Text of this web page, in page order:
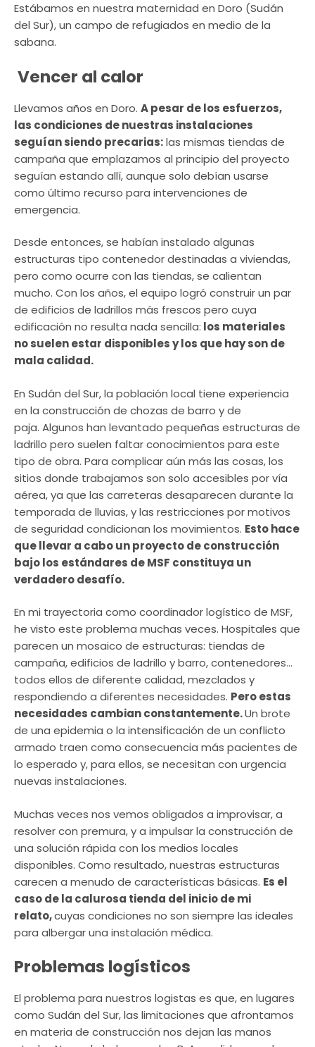
Estábamos en nuestra maternidad en Doro (Sudán
del Sur), un campo de refugiados en medio de la
sabana.
Vencer al calor
Llevamos años en Doro. A pesar de los esfuerzos,
las condiciones de nuestras instalaciones
seguían siendo precarias:las mismas tiendas de
campaña que emplazamos al principio del proyecto
seguían estando allí, aunque solo debían usarse
como último recurso para intervenciones de
emergencia.
Desde entonces, se habían instalado algunas
estructuras tipo contenedor destinadas a viviendas,
pero como ocurre con las tiendas, se calientan
mucho. Con los años, el equipo logró construir un par
de edificios de ladrillos más frescos pero cuya
edificación no resulta nada sencilla: los materiales
no suelen estar disponibles y los que hay son de
mala calidad.
En Sudán del Sur, la población local tiene experiencia
en la construcción de chozas de barro y de
paja. Algunos han levantado pequeñas estructuras de
ladrillo pero suelen faltar conocimientos para este
tipo de obra. Para complicar aún más las cosas, los
sitios donde trabajamos son solo accesibles por vía
aérea, ya que las carreteras desaparecen durante la
temporada de lluvias, y las restricciones por motivos
de seguridad condicionan los movimientos. Esto hace
que llevar a cabo un proyecto de construcción
bajo los estándares de MSF constituya un
verdadero desafío.
En mi trayectoria como coordinador logístico de MSF,
he visto este problema muchas veces. Hospitales que
parecen un mosaico de estructuras: tiendas de
campaña, edificios de ladrillo y barro, contenedores…
todos ellos de diferente calidad, mezclados y
respondiendo a diferentes necesidades. Pero estas
necesidades cambian constantemente.Un brote
de una epidemia o la intensificación de un conflicto
armado traen como consecuencia más pacientes de
lo esperado y, para ellos, se necesitan con urgencia
nuevas instalaciones.
Muchas veces nos vemos obligados a improvisar, a
resolver con premura, y a impulsar la construcción de
una solución rápida con los medios locales
disponibles. Como resultado, nuestras estructuras
carecen a menudo de características básicas. Es el
caso de la calurosa tienda del inicio de mi
relato,cuyas condiciones no son siempre las ideales
para albergar una instalación médica.
Problemas logísticos
El problema para nuestros logistas es que, en lugares
como Sudán del Sur, las limitaciones que afrontamos
en materia de construcción nos dejan las manos